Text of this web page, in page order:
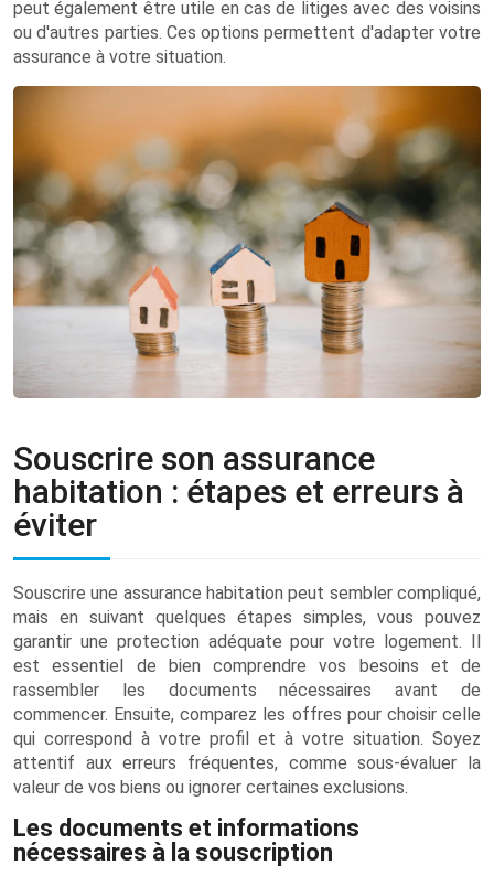
peut également être utile en cas de litiges avec des voisins
ou d'autres parties. Ces options permettent d'adapter votre
assurance à votre situation.
Souscrire son assurance
habitation : étapes et erreurs à
éviter
Souscrire une assurance habitation peut sembler compliqué,
mais en suivant quelques étapes simples, vous pouvez
garantir une protection adéquate pour votre logement. Il
est essentiel de bien comprendre vos besoins et de
rassembler les documents nécessaires avant de
commencer. Ensuite, comparez les offres pour choisir celle
qui correspond à votre profil et à votre situation. Soyez
attentif aux erreurs fréquentes, comme sous-évaluer la
valeur de vos biens ou ignorer certaines exclusions.
Les documents et informations
nécessaires à la souscription